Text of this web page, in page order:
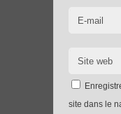
E-mail
Site web
site dans le